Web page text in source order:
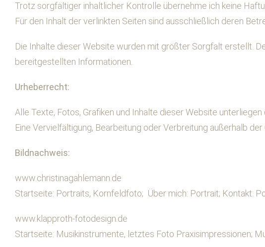
Trotz sorgfältiger inhaltlicher Kontrolle übernehme ich keine
Für den Inhalt der verlinkten Seiten sind ausschließlich deren
Die Inhalte dieser Website wurden mit größter Sorgfalt erstellt.
bereitgestellten Informationen.
Urheberrecht:
Alle Texte, Fotos, Grafiken und Inhalte dieser Website
Eine Vervielfältigung, Bearbeitung oder Verbreitung außerhalb
Bildnachweis:
www.christinagahlemann.de
Startseite: Portraits, Kornfeldfoto; Über mich: Portrait; Kontakt:
www.klapproth-fotodesign.de
Startseite: Musikinstrumente, letztes Foto Praxisimpressionen;